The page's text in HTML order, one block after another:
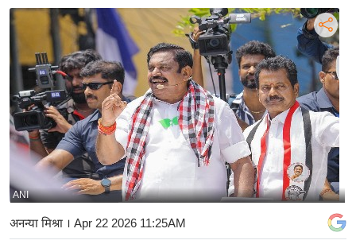
य
अं
त
र्रा
ष्ट्री
बि
ज़
ने
ANI
अनन्या मिश्रा । Apr 22 2026 11:25AM